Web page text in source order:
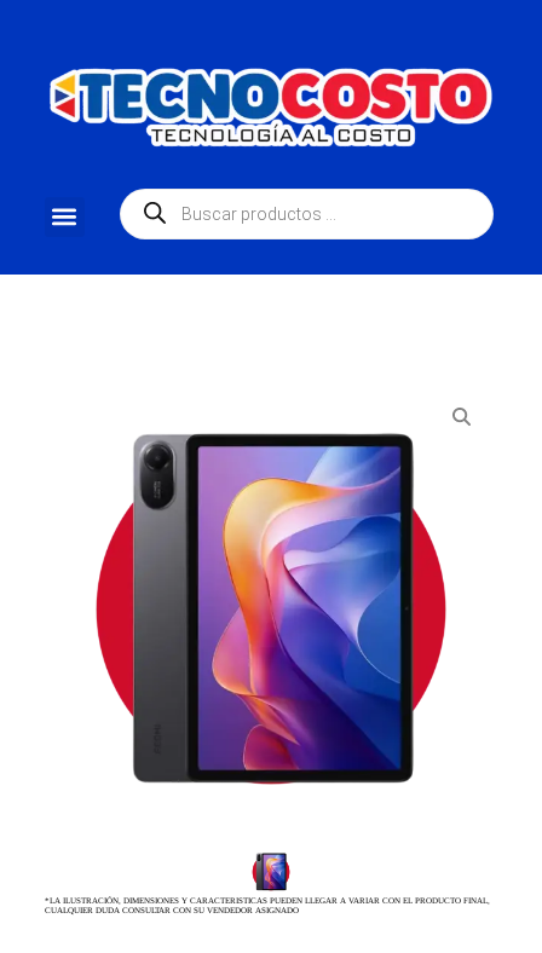
*LA ILUSTRACIÓN, DIMENSIONES Y CARACTERISTICAS PUEDEN LLEGAR A VARIAR CON EL PRODUCTO FINAL,
CUALQUIER DUDA CONSULTAR CON SU VENDEDOR ASIGNADO